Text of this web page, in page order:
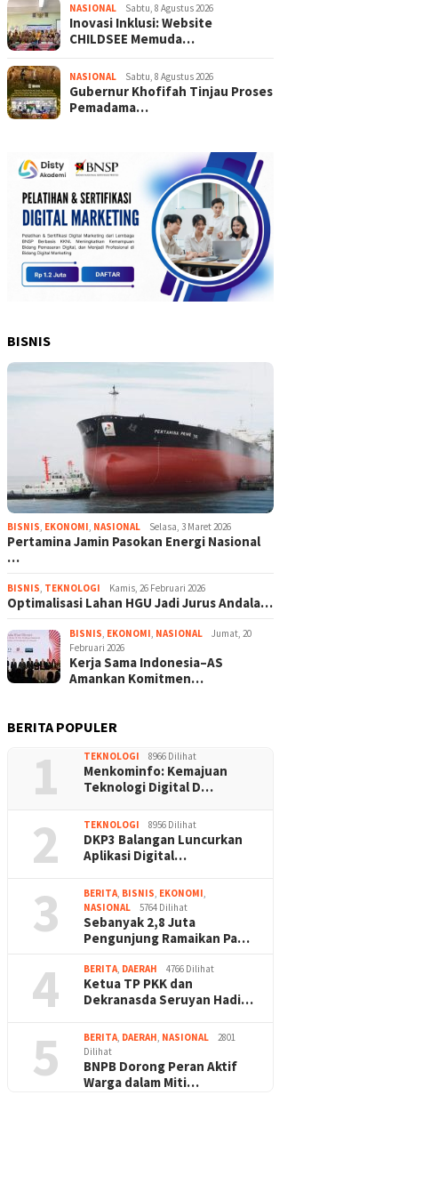
NASIONAL Sabtu, 8 Agustus 2026
Inovasi Inklusi: Website
CHILDSEE Memuda…
NASIONAL Sabtu, 8 Agustus 2026
Gubernur Khofifah Tinjau Proses
Pemadama…
BISNIS
BISNIS, EKONOMI, NASIONAL Selasa, 3 Maret 2026
Pertamina Jamin Pasokan Energi Nasional
…
BISNIS, TEKNOLOGI Kamis, 26 Februari 2026
Optimalisasi Lahan HGU Jadi Jurus Andala…
BISNIS, EKONOMI, NASIONAL
Jumat, 20
Februari 2026
Kerja Sama Indonesia–AS
Amankan Komitmen…
BERITA POPULER
1 TEKNOLOGI 8966 Dilihat
Menkominfo: Kemajuan
Teknologi Digital D…
2 TEKNOLOGI 8956 Dilihat
DKP3 Balangan Luncurkan
Aplikasi Digital…
3 BERITA, BISNIS, EKONOMI,
NASIONAL
5764 Dilihat
Sebanyak 2,8 Juta
Pengunjung Ramaikan Pa…
4 BERITA, DAERAH 4766 Dilihat
Ketua TP PKK dan
Dekranasda Seruyan Hadi…
5 BERITA, DAERAH, NASIONAL
2801
Dilihat
BNPB Dorong Peran Aktif
Warga dalam Miti…